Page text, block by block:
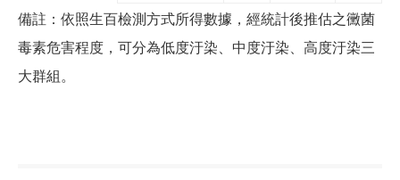
備註：依照生百檢測方式所得數據，經統計後推估之黴菌
毒素危害程度，可分為低度汙染、中度汙染、高度汙染三
大群組。